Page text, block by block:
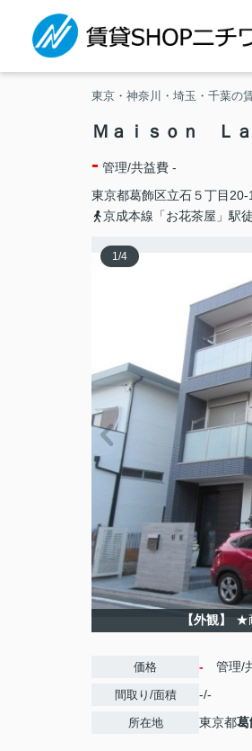
東京・神奈川・埼玉・千葉の
Ｍａｉｓｏｎ Ｌａ
- 管理/共益費 -
東京都葛飾区立石５丁目20-
京成本線「お花茶屋」駅
1/4
【外観】 ★
価格 - 管理/
間取り/面積 -/-
所在地 東京都葛